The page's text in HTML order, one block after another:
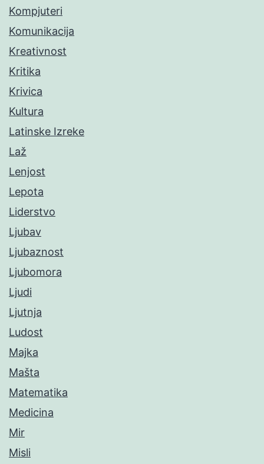
Kompjuteri
Komunikacija
Kreativnost
Kritika
Krivica
Kultura
Latinske Izreke
Laž
Lenjost
Lepota
Liderstvo
Ljubav
Ljubaznost
Ljubomora
Ljudi
Ljutnja
Ludost
Majka
Mašta
Matematika
Medicina
Mir
Misli